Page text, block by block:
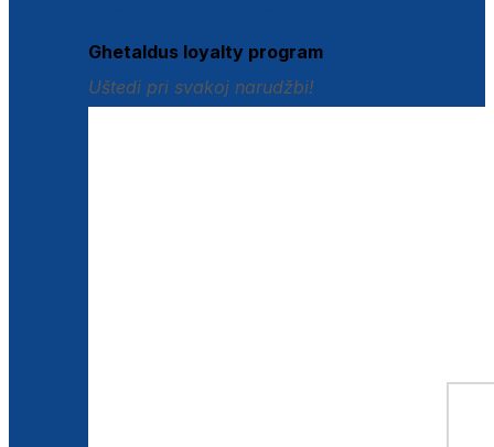
Ghetaldus loyalty program
Uštedi pri svakoj narudžbi!